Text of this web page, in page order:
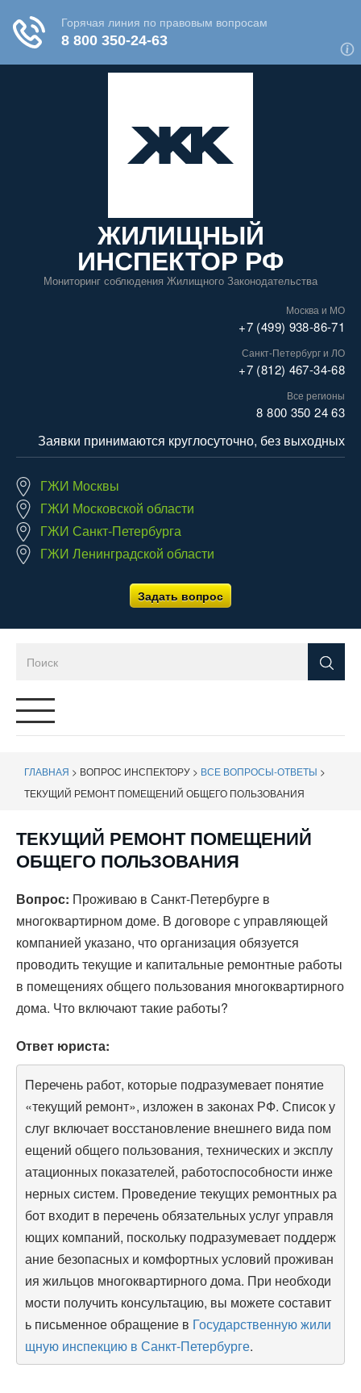
ЖИЛИЩНЫЙ
ИНСПЕКТОР РФ
Мониторинг соблюдения Жилищного Законодательства
Москва и МО
+7 (499) 938-86-71
Санкт-Петербург и ЛО
+7 (812) 467-34-68
Все регионы
8 800 350 24 63
Заявки принимаются круглосуточно, без выходных
ГЖИ Москвы
ГЖИ Московской области
ГЖИ Санкт-Петербурга
ГЖИ Ленинградской области
Задать вопрос
Переключатель
ГЛАВНАЯ > ВОПРОС ИНСПЕКТОРУ > ВСЕ ВОПРОСЫ-ОТВЕТЫ >
ТЕКУЩИЙ РЕМОНТ ПОМЕЩЕНИЙ ОБЩЕГО ПОЛЬЗОВАНИЯ
ТЕКУЩИЙ РЕМОНТ ПОМЕЩЕНИЙ
ОБЩЕГО ПОЛЬЗОВАНИЯ
Вопрос: Проживаю в Санкт-Петербурге в
многоквартирном доме. В договоре с управляющей
компанией указано, что организация обязуется
проводить текущие и капитальные ремонтные работы
в помещениях общего пользования многоквартирного
дома. Что включают такие работы?
Ответ юриста:
Перечень работ, которые подразумевает понятие
«текущий ремонт», изложен в законах РФ. Список у
слуг включает восстановление внешнего вида пом
ещений общего пользования, технических и эксплу
атационных показателей, работоспособности инже
нерных систем. Проведение текущих ремонтных ра
бот входит в перечень обязательных услуг управля
ющих компаний, поскольку подразумевает поддерж
ание безопасных и комфортных условий проживан
ия жильцов многоквартирного дома. При необходи
мости получить консультацию, вы можете составит
ь письменное обращение в Государственную жили
щную инспекцию в Санкт-Петербурге.